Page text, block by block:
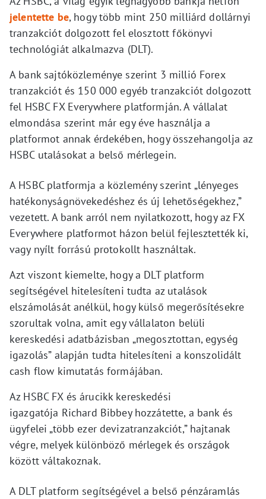
jelentette be, hogy több mint 250 milliárd dollárnyi
tranzakciót dolgozott fel elosztott főkönyvi
technológiát alkalmazva (DLT).
A bank sajtóközleménye szerint 3 millió Forex
tranzakciót és 150 000 egyéb tranzakciót dolgozott
fel HSBC FX Everywhere platformján. A vállalat
elmondása szerint már egy éve használja a
platformot annak érdekében, hogy összehangolja az
HSBC utalásokat a belső mérlegein.
A HSBC platformja a közlemény szerint „lényeges
hatékonyságnövekedéshez és új lehetőségekhez,”
vezetett. A bank arról nem nyilatkozott, hogy az FX
Everywhere platformot házon belül fejlesztették ki,
vagy nyílt forrású protokollt használtak.
Azt viszont kiemelte, hogy a DLT platform
segítségével hitelesíteni tudta az utalások
elszámolását anélkül, hogy külső megerősítésekre
szorultak volna, amit egy vállalaton belüli
kereskedési adatbázisban „megosztottan, egység
igazolás” alapján tudta hitelesíteni a konszolidált
cash flow kimutatás formájában.
Az HSBC FX és árucikk kereskedési
igazgatója Richard Bibbey hozzátette, a bank és
ügyfelei „több ezer devizatranzakciót,” hajtanak
végre, melyek különböző mérlegek és országok
között váltakoznak.
A DLT platform segítségével a belső pénzáramlás